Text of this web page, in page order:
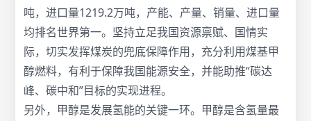
吨，进口量1219.2万吨，产能、产量、销量、进口量
均排名世界第一。坚持立足我国资源禀赋、国情实
际，切实发挥煤炭的兜底保障作用，充分利用煤基甲
醇燃料，有利于保障我国能源安全，并能助推“碳达
峰、碳中和”目标的实现进程。
另外，甲醇是发展氢能的关键一环。甲醇是含氢量最